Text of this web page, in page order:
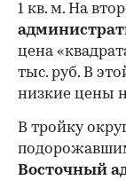
1 кв. м. На
цена
тыс. руб. В
низкие цены
В тройку
Восточный